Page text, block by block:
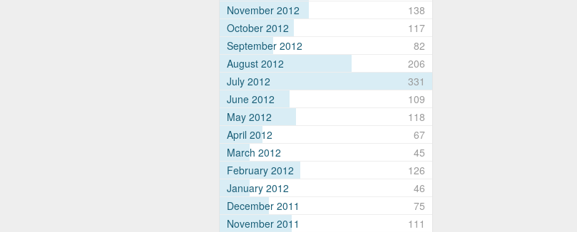
November 2012
138
October 2012
117
September 2012
82
August 2012
206
July 2012
331
June 2012
109
May 2012
118
April 2012
67
March 2012
45
February 2012
126
January 2012
46
December 2011
75
November 2011
111